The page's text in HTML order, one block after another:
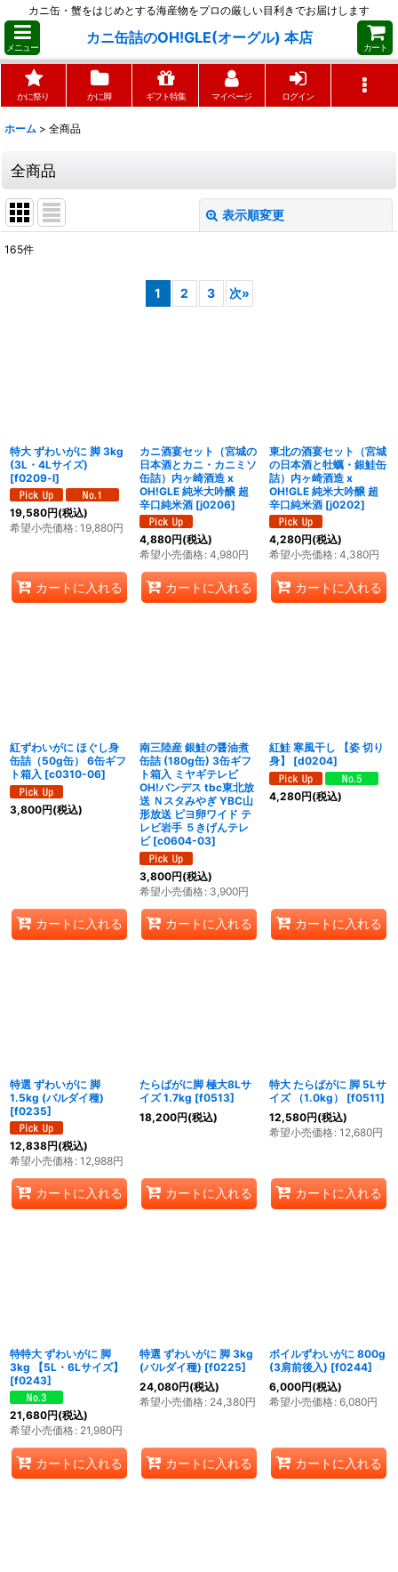
カニ缶・蟹をはじめとする海産物をプロの厳しい目利きでお届けします
メニュー
カニ缶詰のOH!GLE(オーグル) 本店
カート
かに祭り かに脚 ギフト特集 マイページ ログイン
ホーム > 全商品
全商品
表示順変更
165件
1 2 3 次»
特大 ずわいがに 脚 3kg
(3L・4Lサイズ)
[f0209-l]
19,580円(税込)
希望小売価格: 19,880円
カートに入れる
カニ酒宴セット（宮城の
日本酒とカニ・カニミソ
缶詰）内ヶ崎酒造 x
OH!GLE 純米大吟醸 超
辛口純米酒 [j0206]
4,880円(税込)
希望小売価格: 4,980円
カートに入れる
東北の酒宴セット（宮城
の日本酒と牡蠣・銀鮭缶
詰）内ヶ崎酒造 x
OH!GLE 純米大吟醸 超
辛口純米酒 [j0202]
4,280円(税込)
希望小売価格: 4,380円
カートに入れる
紅ずわいがに ほぐし身
缶詰（50g缶） 6缶ギフ
ト箱入 [c0310-06]
3,800円(税込)
カートに入れる
南三陸産 銀鮭の醤油煮
缶詰 (180g缶) 3缶ギフ
ト箱入 ミヤギテレビ
OH!バンデス tbc東北放
送 Ｎスタみやぎ YBC山
形放送 ピヨ卵ワイド テ
レビ岩手 ５きげんテレ
ビ [c0604-03]
3,800円(税込)
希望小売価格: 3,900円
カートに入れる
紅鮭 寒風干し 【姿 切り
身】
[d0204]
4,280円(税込)
カートに入れる
特選 ずわいがに 脚
1.5kg (バルダイ種)
[f0235]
12,838円(税込)
希望小売価格: 12,988円
カートに入れる
たらばがに脚 極大8Lサ
イズ 1.7kg [f0513]
18,200円(税込)
カートに入れる
特大 たらばがに 脚 5Lサ
イズ （1.0kg）
[f0511]
12,580円(税込)
希望小売価格: 12,680円
カートに入れる
特特大 ずわいがに 脚
3kg 【5L・6Lサイズ】
[f0243]
21,680円(税込)
希望小売価格: 21,980円
カートに入れる
特選 ずわいがに 脚 3kg
(バルダイ種) [f0225]
24,080円(税込)
希望小売価格: 24,380円
カートに入れる
ボイルずわいがに 800g
(3肩前後入) [f0244]
6,000円(税込)
希望小売価格: 6,080円
カートに入れる